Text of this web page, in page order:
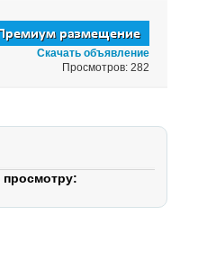
Скачать объявление
Просмотров: 282
просмотру: